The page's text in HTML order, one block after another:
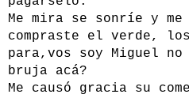
Me mira se sonríe y
compraste el verde,
para,vos soy Miguel
bruja acá?
Me causó gracia su